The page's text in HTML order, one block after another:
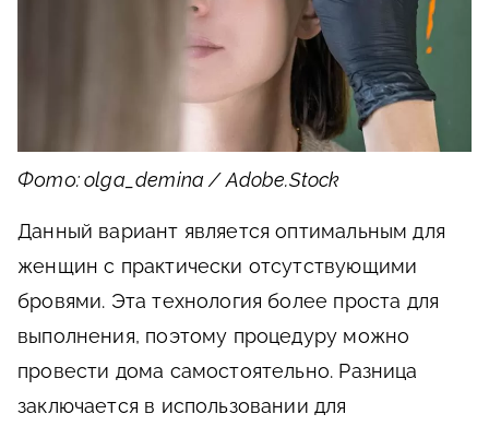
Фото: olga_demina / Adobe.Stock
Данный вариант является оптимальным для
женщин с практически отсутствующими
бровями. Эта технология более проста для
выполнения, поэтому процедуру можно
провести дома самостоятельно. Разница
заключается в использовании для